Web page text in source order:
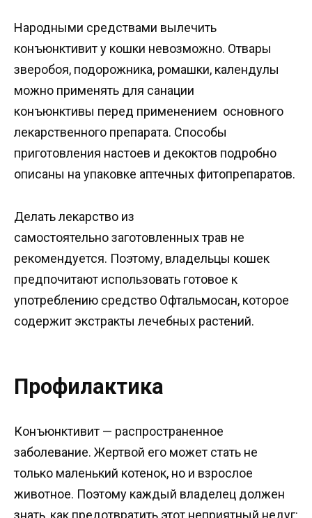
Народными средствами вылечить
конъюнктивит у кошки невозможно. Отвары
зверобоя, подорожника, ромашки, календулы
можно применять для санации
конъюнктивы перед применением основного
лекарственного препарата. Способы
приготовления настоев и декоктов подробно
описаны на упаковке аптечных фитопрепаратов.
Делать лекарство из
самостоятельно заготовленных трав не
рекомендуется. Поэтому, владельцы кошек
предпочитают использовать готовое к
употреблению средство Офтальмосан, которое
содержит экстракты лечебных растений.
Профилактика
Конъюнктивит — распространенное
заболевание. Жертвой его может стать не
только маленький котенок, но и взрослое
животное. Поэтому каждый владелец должен
знать, как предотвратить этот неприятный недуг: